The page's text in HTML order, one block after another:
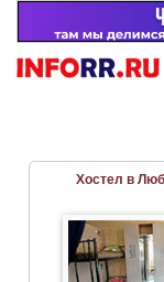
Хостел в